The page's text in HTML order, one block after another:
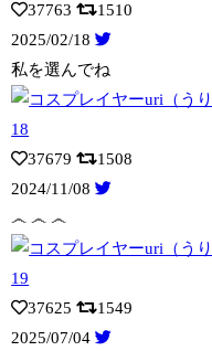
37763
1510
2025/02/18
私を選んでね
37679
1508
2024/11/08
෴ ෴ ෴
37625
1549
2025/07/04